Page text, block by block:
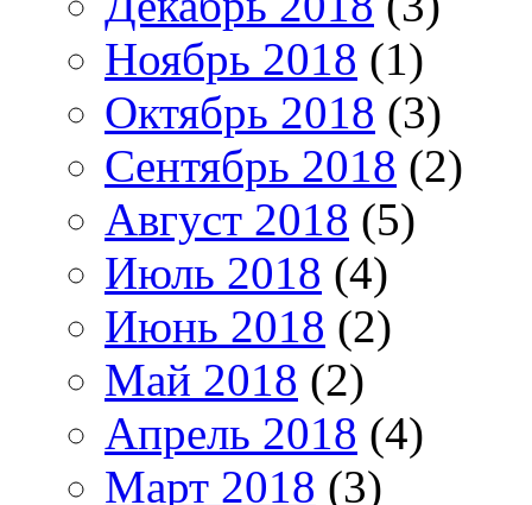
Ноябрь 2018 (1)
Октябрь 2018 (3)
Сентябрь 2018 (2)
Август 2018 (5)
Июль 2018 (4)
Июнь 2018 (2)
Май 2018 (2)
Апрель 2018 (4)
Март 2018 (3)